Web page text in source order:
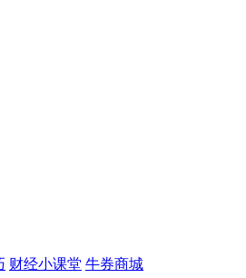
财经小课堂 牛券商城